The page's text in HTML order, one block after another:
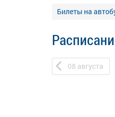
Билеты на
08 августа